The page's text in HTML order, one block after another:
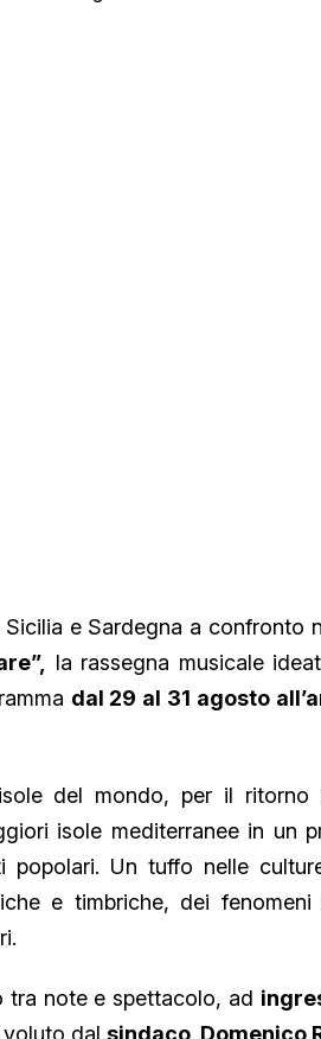
e Sardegna a confronto
la rassegna musicale
dal 29 al 31 agosto
del mondo, per il ritorno
isole mediterranee in un
popolari. Un tuffo nelle
e timbriche, dei
tra note e spettacolo, ad
voluto dal sindaco Domenico